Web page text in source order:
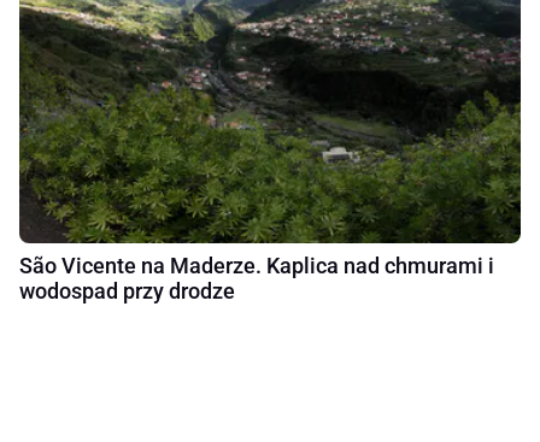
São Vicente na Maderze. Kaplica nad chmurami i
wodospad przy drodze